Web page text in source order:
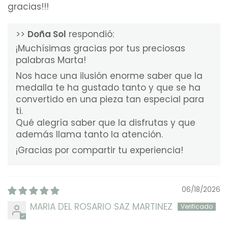
gracias!!!
>> Doña Sol respondió:
¡Muchísimas gracias por tus preciosas
palabras Marta!
Nos hace una ilusión enorme saber que la
medalla te ha gustado tanto y que se ha
convertido en una pieza tan especial para
ti.
Qué alegría saber que la disfrutas y que
además llama tanto la atención.
¡Gracias por compartir tu experiencia!
06/18/2026
MARIA DEL ROSARIO SAZ MARTINEZ